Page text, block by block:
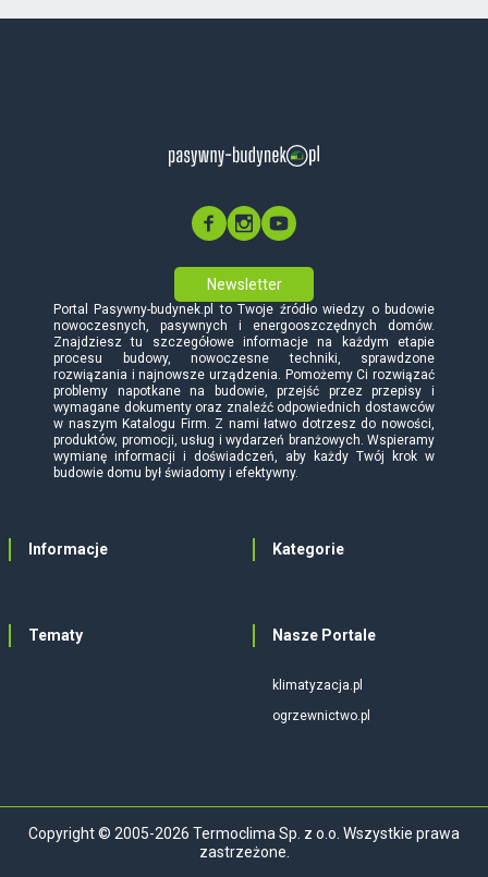
Newsletter
Portal Pasywny-budynek.pl to Twoje źródło wiedzy o budowie
nowoczesnych, pasywnych i energooszczędnych domów.
Znajdziesz tu szczegółowe informacje na każdym etapie
procesu budowy, nowoczesne techniki, sprawdzone
rozwiązania i najnowsze urządzenia. Pomożemy Ci rozwiązać
problemy napotkane na budowie, przejść przez przepisy i
wymagane dokumenty oraz znaleźć odpowiednich dostawców
w naszym Katalogu Firm. Z nami łatwo dotrzesz do nowości,
produktów, promocji, usług i wydarzeń branżowych. Wspieramy
wymianę informacji i doświadczeń, aby każdy Twój krok w
budowie domu był świadomy i efektywny.
Informacje Kategorie
Tematy Nasze Portale
klimatyzacja.pl
ogrzewnictwo.pl
Copyright © 2005-2026 Termoclima Sp. z o.o. Wszystkie prawa
zastrzeżone.